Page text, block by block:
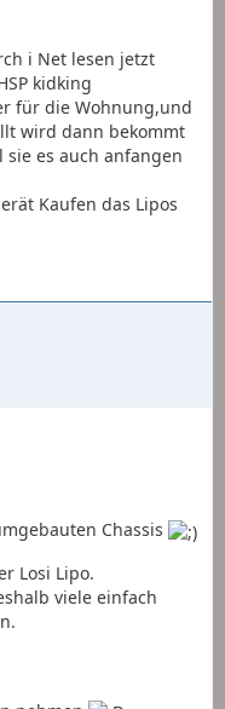
i Net lesen jetzt
kidking
für die Wohnung,und
wird dann bekommt
sie es auch anfangen
Kaufen das Lipos
Chassis
Losi Lipo.
viele einfach